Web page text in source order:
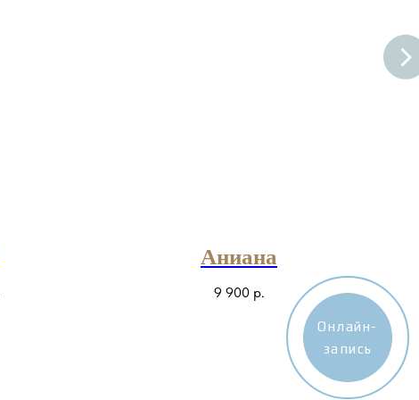
Аниана
9 900 р.
Онлайн-
запись